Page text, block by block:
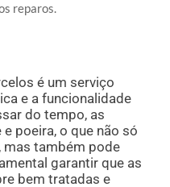
reparos.
é um serviço
e a funcionalidade
do tempo, as
poeira, o que não só
mas também pode
garantir que as
bem tratadas e